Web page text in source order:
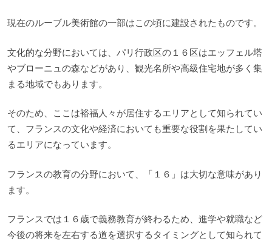
現在のルーブル美術館の一部はこの頃に建設されたものです。
文化的な分野においては、パリ行政区の１６区はエッフェル塔
やブローニュの森などがあり、観光名所や高級住宅地が多く集
まる地域でもあります。
そのため、ここは裕福人々が居住するエリアとして知られてい
て、フランスの文化や経済においても重要な役割を果たしてい
るエリアになっています。
フランスの教育の分野において、「１６」は大切な意味があり
ます。
フランスでは１６歳で義務教育が終わるため、進学や就職など
今後の将来を左右する道を選択するタイミングとして知られて